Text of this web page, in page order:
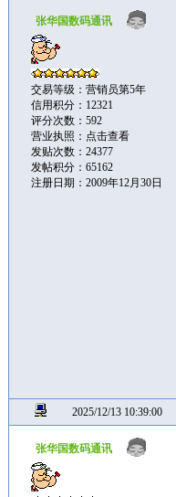
张华国数码通讯
交易等级：营销员第5年
信用积分：12321
评分次数：592
营业执照： 点击查看
发贴次数：24377
发帖积分：65162
注册日期：2009年12月30日
2025/12/13 10:39:00
张华国数码通讯